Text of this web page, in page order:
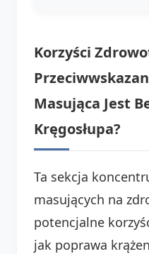
Korzyści
Masująca Jest
Kręgosłupa?
Ta sekcja
masujących na
potencjalne
jak poprawa